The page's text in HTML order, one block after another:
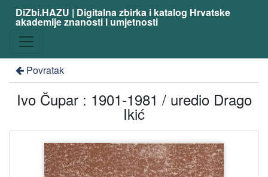
DiZbi.HAZU | Digitalna zbirka i katalog Hrvatske
akademije znanosti i umjetnosti
Povratak
Ivo Čupar : 1901-1981 / uredio Drago
Ikić